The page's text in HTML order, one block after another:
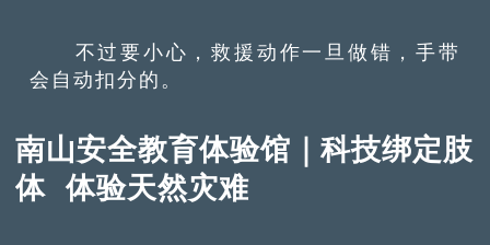
不过要小心，救援动作一旦做错，手带
会自动扣分的。
南山安全教育体验馆｜科技绑定肢
体 体验天然灾难